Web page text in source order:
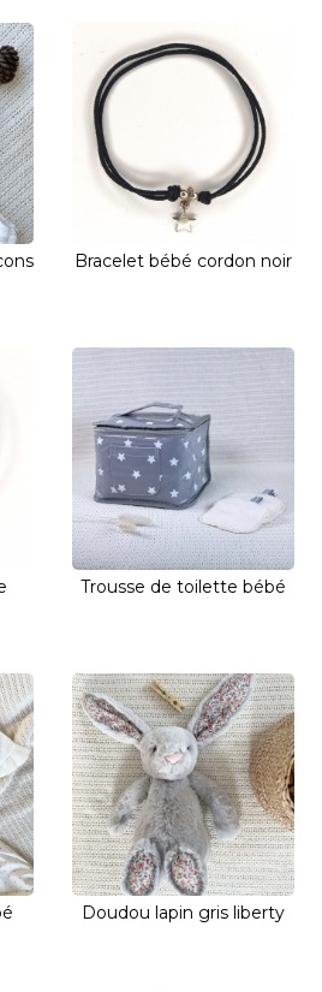
Bracelet bébé cordon noir
Trousse de toilette bébé
Doudou lapin gris liberty